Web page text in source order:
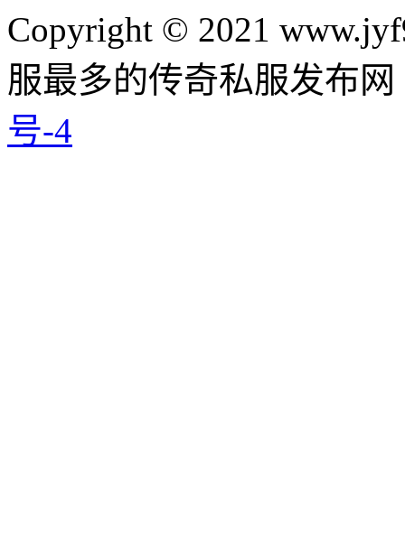
Copyright © 2021
服最多的传奇私服发布
号-4